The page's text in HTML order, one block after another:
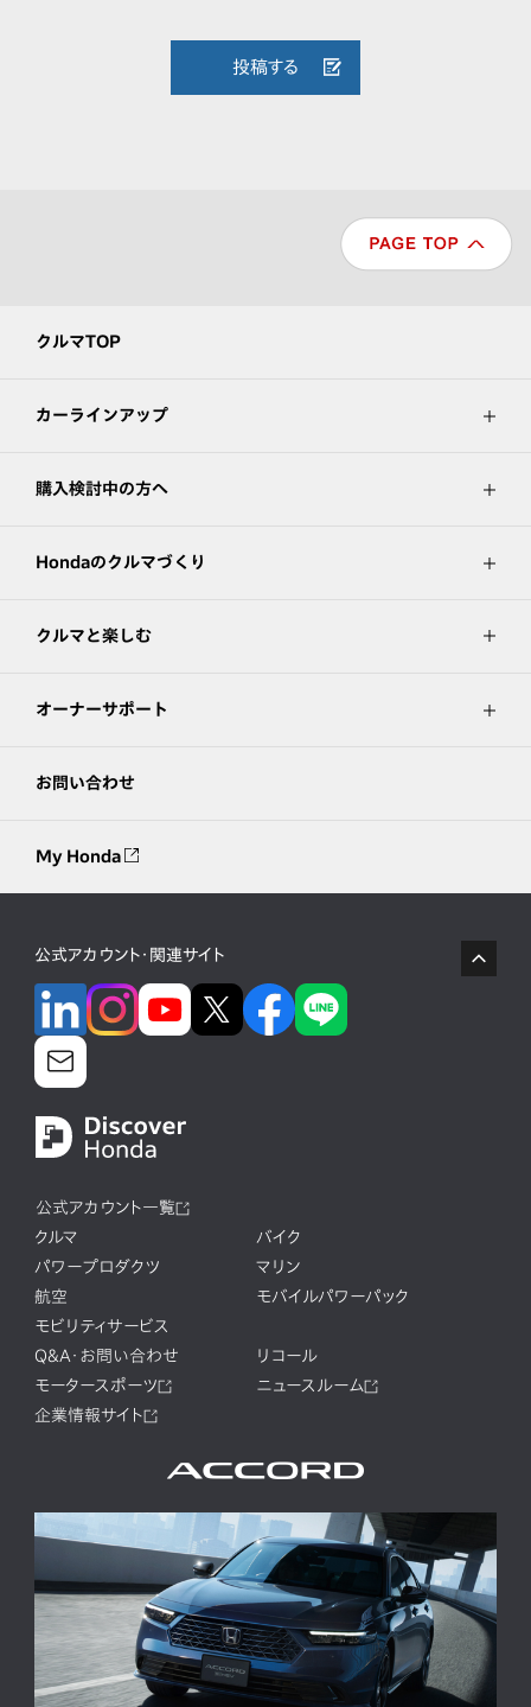
投稿する
クルマTOP
カーラインアップ
購入検討中の方へ
Hondaのクルマづくり
クルマと楽しむ
オーナーサポート
お問い合わせ
My Honda
公式アカウント・関連サイト
公式アカウント一覧
クルマ
バイク
パワープロダクツ
マリン
航空
モバイルパワーパック
モビリティサービス
Q&A・お問い合わせ
リコール
モータースポーツ
ニュースルーム
企業情報サイト